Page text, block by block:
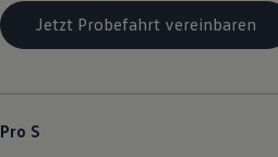
Elektromobilität
Volkswagen R
Jetzt Probefahrt vereinbaren
Pro S